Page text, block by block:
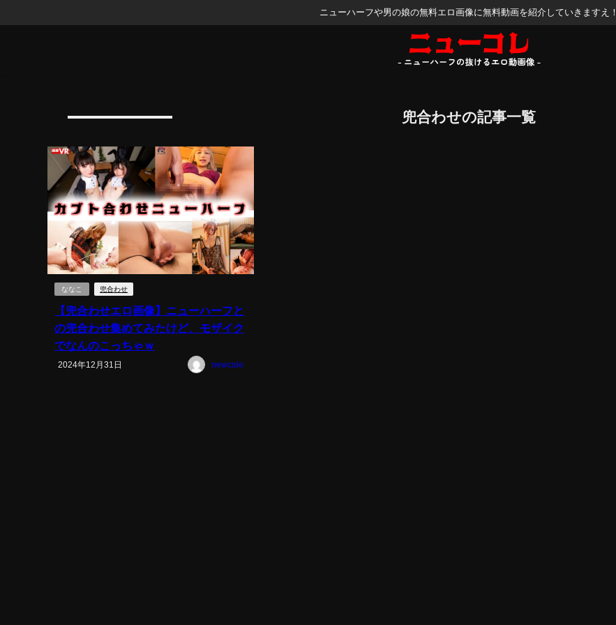
ニューハーフや男の娘の無料エロ画像に無料動画を紹介していきますえ！
兜合わせの記事一覧
ななこ 兜合わせ
【兜合わせエロ画像】ニューハーフと
の兜合わせ集めてみたけど、モザイク
でなんのこっちゃｗ
2024年12月31日 newcole